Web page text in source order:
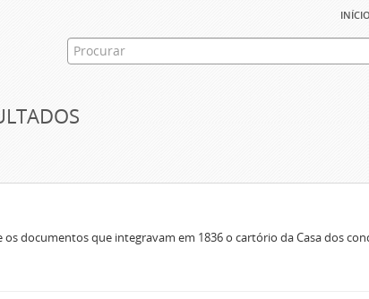
início
documentos que integravam em 1836 o cartório da Casa dos